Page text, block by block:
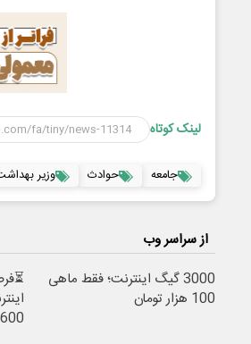
لینک کوتاه
جامعه حوادث وزیر
از سراسر وب
3000 گیگ اینترنت؛ فقط ماهی
100 هزار تومان
600 هزارتومان!!